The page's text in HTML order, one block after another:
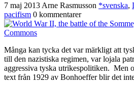
7 maj 2013 Arne Rasmusson *svenska,
pacifism 0 kommentarer
Många kan tycka det var märkligt att
till den nazistiska regimen, var lojala
aggressiva tyska utrikespolitiken. Men
text från 1929 av Bonhoeffer blir det